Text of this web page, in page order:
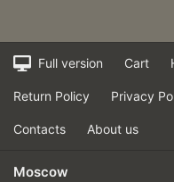
Full version Cart
Return Policy Privacy
Contacts About us
Moscow